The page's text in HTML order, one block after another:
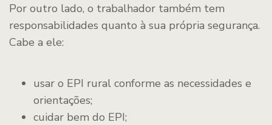
Por outro lado, o trabalhador também tem
responsabilidades quanto à sua própria segurança.
Cabe a ele:
usar o EPI rural conforme as necessidades e
orientações;
cuidar bem do EPI;